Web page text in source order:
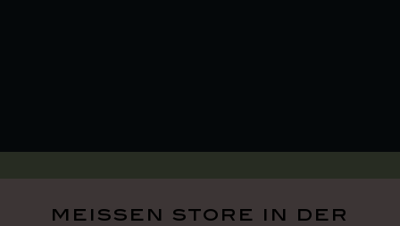
meissen store in der